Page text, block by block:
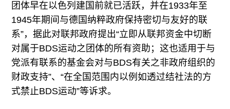
团体早在以色列建国前就已活跃，并在1933年至
1945年期间与德国纳粹政府保持密切与友好的联
系”，据此对联邦政府提出“立即从联邦资金中切断
对属于BDS运动之团体的所有资助；这也适用于与
党派有联系的基金会对与BDS有关之非政府组织的
财政支持”、“在全国范围内以例如透过结社法的方
式禁止BDS运动”等诉求。